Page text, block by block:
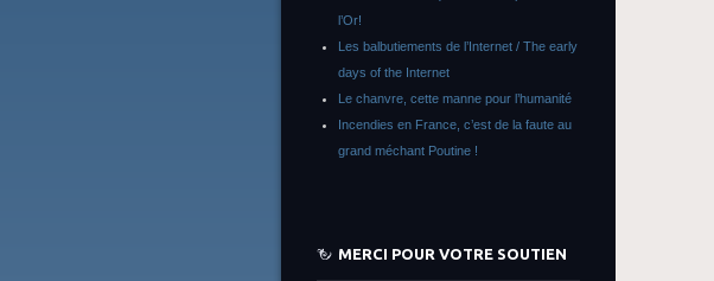
l’Or!
Les balbutiements de l’Internet / The early
days of the Internet
Le chanvre, cette manne pour l’humanité
Incendies en France, c’est de la faute au
grand méchant Poutine !
MERCI POUR VOTRE SOUTIEN